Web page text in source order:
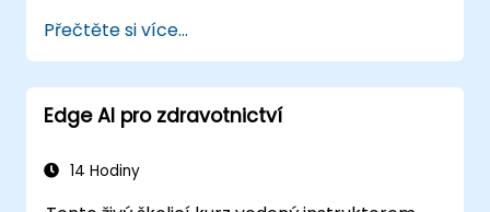
založených na umělé inteligenci.
Využít Edge AI k řízení rizik a rozhodování.
Nasadit a spravovat řešení založená na
Edge AI v finančním prostředí.
Přečtěte si více...
Edge AI pro zdravotnictví
14 Hodiny